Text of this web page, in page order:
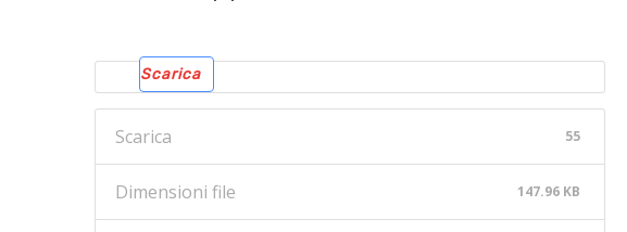
Scarica
Scarica 55
Dimensioni file 147.96 KB